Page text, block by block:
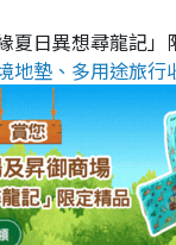
夏日異想尋龍記」
地墊、多用途旅行